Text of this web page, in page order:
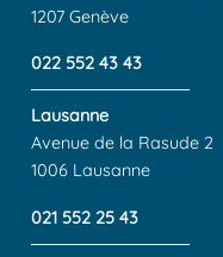
1207 Genève
022 552 43 43
Lausanne
Avenue de la Rasude 2
1006 Lausanne
021 552 25 43